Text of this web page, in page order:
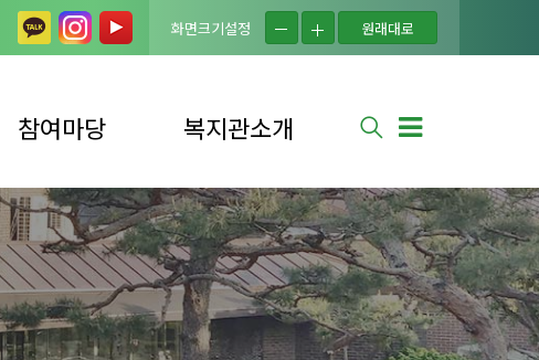
화면크기설정 원래대로
참여마당
상담실
자주하는 질문
자원봉사 신청
자원봉사 소식
복지관소개
법인소개
복지관소개
연혁
시설현황